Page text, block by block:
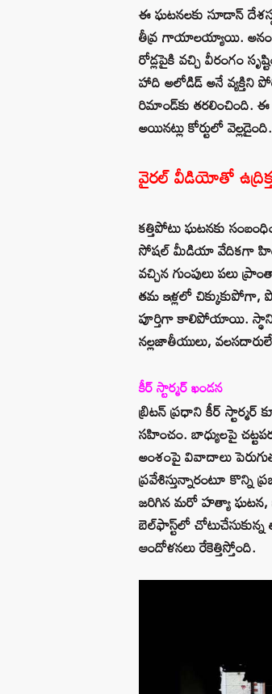
ఈ ఘటనలకు సూడాన్
తీవ్ర గాయాలయ్యాయి.
రోడ్లపైకి వచ్చి వీరంగం
హాది అలోడిడ్ అనే వ్యక్తిని
రిమాండ్‌కు తరలించింది.
అయినట్లు కోర్టులో వెల్లడైంది.
వైరల్ వీడియోతో
కత్తిపోటు ఘటనకు
సోషల్ మీడియా వేదికగా
వచ్చిన గుంపులు పలు
తమ ఇళ్లలో చిక్కుకుపోగా,
పూర్తిగా కాలిపోయాయి.
నల్లజాతీయులు, వలసదారులే
కీర్ స్టార్మర్ ఖండన
బ్రిటన్ ప్రధాని కీర్ స్టార్మర్
సహించం. బాధ్యులపై
అంశంపై వివాదాలు
ప్రవేశిస్తున్నారంటూ
జరిగిన మరో హత్యా ఘటన,
బెల్‌ఫాస్ట్‌లో
ఆందోళనలు రేకెత్తిస్తోంది.